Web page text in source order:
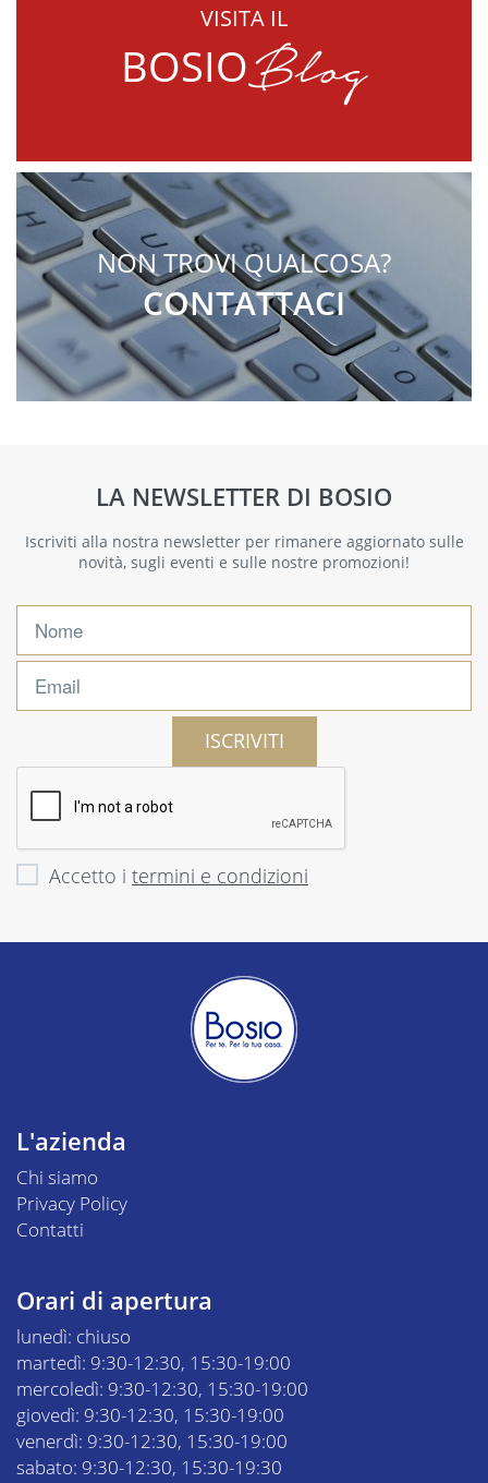
VISITA IL
BOSIOBlog
NON TROVI QUALCOSA?
CONTATTACI
LA NEWSLETTER DI BOSIO
Iscriviti alla nostra newsletter per rimanere aggiornato sulle
novità, sugli eventi e sulle nostre promozioni!
ISCRIVITI
Accetto i termini e condizioni
L'azienda
Chi siamo
Privacy Policy
Contatti
Orari di apertura
lunedì: chiuso
martedì: 9:30-12:30, 15:30-19:00
mercoledì: 9:30-12:30, 15:30-19:00
giovedì: 9:30-12:30, 15:30-19:00
venerdì: 9:30-12:30, 15:30-19:00
sabato: 9:30-12:30, 15:30-19:30